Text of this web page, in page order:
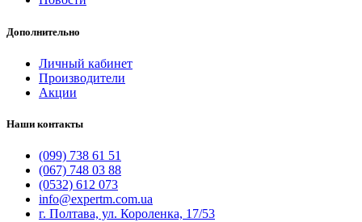
Дополнительно
Личный кабинет
Производители
Акции
Наши контакты
(099) 738 61 51
(067) 748 03 88
(0532) 612 073
info@expertm.com.ua
г. Полтава, ул. Короленка, 17/53